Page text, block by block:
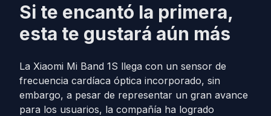
Si te encantó la primera,
esta te gustará aún más
La Xiaomi Mi Band 1S llega con un sensor de
frecuencia cardíaca óptica incorporado, sin
embargo, a pesar de representar un gran avance
para los usuarios, la compañía ha logrado